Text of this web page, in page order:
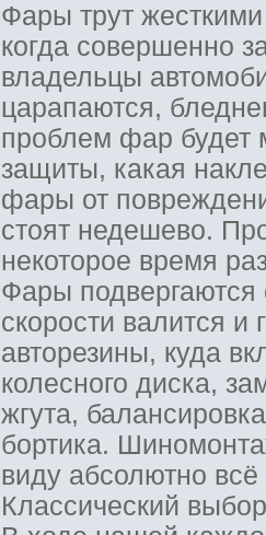
Фары трут
когда совершенно
владельцы
царапаются,
проблем фар будет
защиты, какая
фары от
стоят недешево.
некоторое время
Фары
скорости валится и
авторезины, куда
колесного диска,
жгута,
бортика.
виду абсолютно
Классический